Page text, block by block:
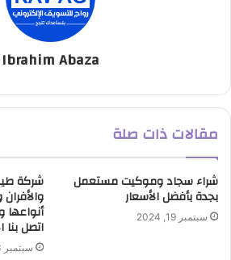
Ibrahim Abaza
مقالات ذات صلة
شراء سجاد وموكيت مستعمل
بجدة بأفضل الأسعار
سبتمبر 19, 2024
شركة
اتصل بنا
سبتمبر 23, 2024